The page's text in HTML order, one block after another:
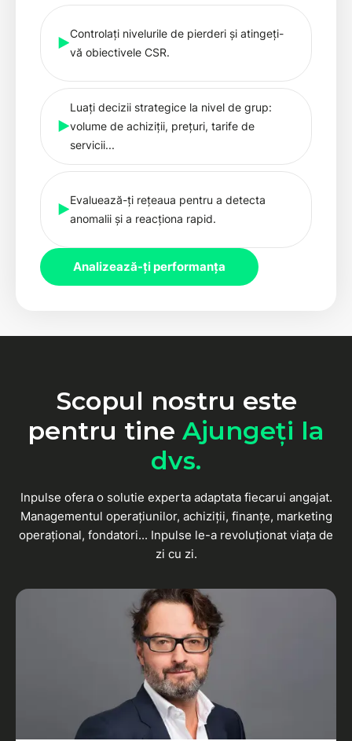
Controlați nivelurile de pierderi și atingeți-
vă obiectivele CSR.
Luați decizii strategice la nivel de grup:
volume de achiziții, prețuri, tarife de
servicii...
Evaluează-ți rețeaua pentru a detecta
anomalii și a reacționa rapid.
Analizează-ți performanța
Scopul nostru este
pentru tine Ajungeți la
dvs.
Inpulse ofera o solutie experta adaptata fiecarui angajat.
Managementul operațiunilor, achiziții, finanțe, marketing
operațional, fondatori... Inpulse le-a revoluționat viața de
zi cu zi.